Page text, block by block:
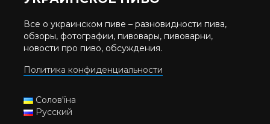
Все о украинском пиве – разновидности пива,
обзоры, фотографии, пивовары, пивоварни,
новости про пиво, обсуждения.
Политика конфиденциальности
Солов'їна
Русский